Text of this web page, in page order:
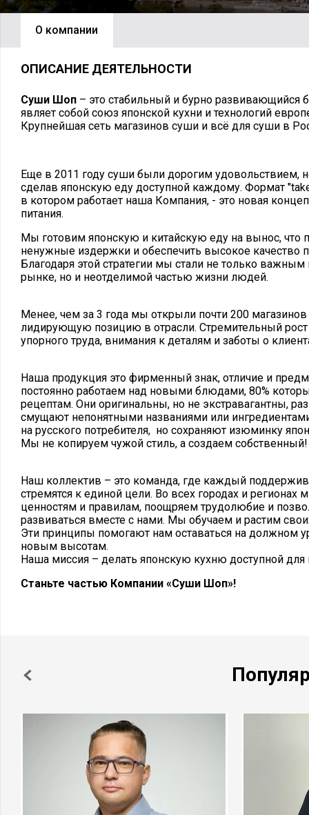
О компании
ОПИСАНИЕ ДЕЯТЕЛЬНОСТИ
Суши Шоп – это стабильный и бурно развивающийся
являет собой союз японской кухни и технологий
Крупнейшая сеть магазинов суши и всё для суши в
Еще в 2011 году суши были дорогим удовольствием,
сделав японскую еду доступной каждому. Формат
в котором работает наша Компания, - это новая
питания.
Мы готовим японскую и китайскую еду на вынос, что
ненужные издержки и обеспечить высокое качество
Благодаря этой стратегии мы стали не только
рынке, но и неотделимой частью жизни людей.
Менее, чем за 3 года мы открыли почти 200
лидирующую позицию в отрасли. Стремительный рост
упорного труда, внимания к деталям и заботы о
Наша продукция это фирменный знак, отличие и
постоянно работаем над новыми блюдами, 80%
рецептам. Они оригинальны, но не экстравагантны,
смущают непонятными названиями или
на русского потребителя, но сохраняют изюминку
Мы не копируем чужой стиль, а создаем собственный!
Наш коллектив – это команда, где каждый
стремятся к единой цели. Во всех городах и
ценностям и правилам, поощряем трудолюбие и
развиваться вместе с нами. Мы обучаем и растим
Эти принципы помогают нам оставаться на должном
новым высотам.
Наша миссия – делать японскую кухню доступной для
Станьте частью Компании «Суши Шоп»!